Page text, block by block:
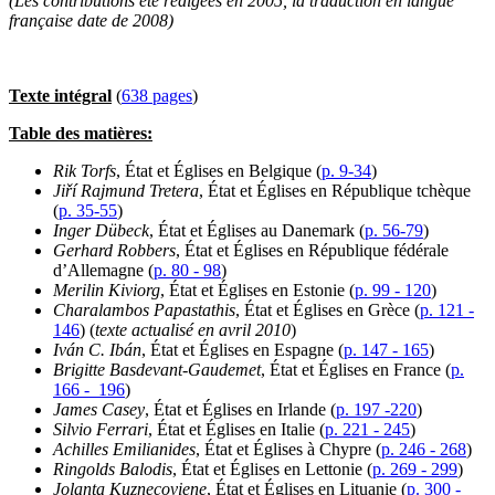
française date de 2008)
Texte intégral (638 pages)
Table des matières:
Rik Torfs, État et Églises en Belgique (p. 9-34)
Jiří Rajmund Tretera, État et Églises en République tchèque
(p. 35-55)
Inger Dübeck, État et Églises au Danemark (p. 56-79)
Gerhard Robbers, État et Églises en République fédérale
d’Allemagne (p. 80 - 98)
Merilin Kiviorg, État et Églises en Estonie (p. 99 - 120)
Charalambos Papastathis, État et Églises en Grèce (p. 121 -
146) (texte actualisé en avril 2010)
Iván C. Ibán, État et Églises en Espagne (p. 147 - 165)
Brigitte Basdevant‑Gaudemet, État et Églises en France (p.
166 - 196)
James Casey, État et Églises en Irlande (p. 197 -220)
Silvio Ferrari, État et Églises en Italie (p. 221 - 245)
Achilles Emilianides, État et Églises à Chypre (p. 246 - 268)
Ringolds Balodis, État et Églises en Lettonie (p. 269 - 299)
Jolanta Kuznecoviene, État et Églises en Lituanie (p. 300 -